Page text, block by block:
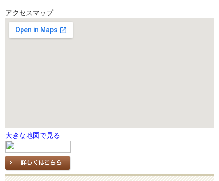
アクセスマップ
大きな地図で見る